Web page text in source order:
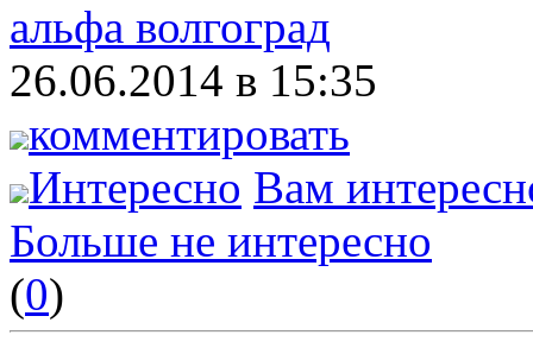
альфа волгоград
26.06.2014 в 15:35
комментировать
Интересно Вам
Больше не интересно
(0)